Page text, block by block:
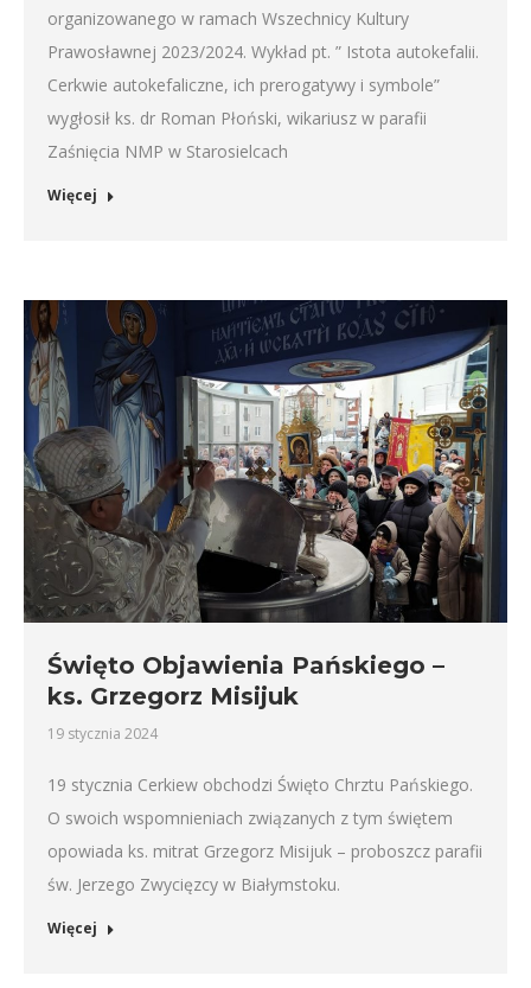
organizowanego w ramach Wszechnicy Kultury
Prawosławnej 2023/2024. Wykład pt. ” Istota autokefalii.
Cerkwie autokefaliczne, ich prerogatywy i symbole”
wygłosił ks. dr Roman Płoński, wikariusz w parafii
Zaśnięcia NMP w Starosielcach
Więcej
Święto Objawienia Pańskiego –
ks. Grzegorz Misijuk
19 stycznia 2024
19 stycznia Cerkiew obchodzi Święto Chrztu Pańskiego.
O swoich wspomnieniach związanych z tym świętem
opowiada ks. mitrat Grzegorz Misijuk – proboszcz parafii
św. Jerzego Zwycięzcy w Białymstoku.
Więcej